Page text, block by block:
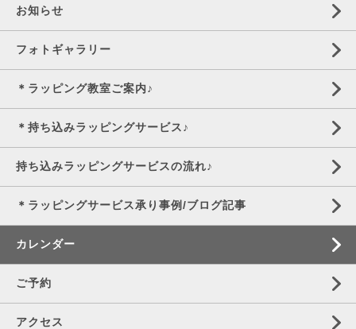
お知らせ
フォトギャラリー
＊ラッピング教室ご案内♪
＊持ち込みラッピングサービス♪
持ち込みラッピングサービスの流れ♪
＊ラッピングサービス承り事例/ブログ記事
カレンダー
ご予約
アクセス